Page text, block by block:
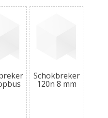
Schokbreker
120n 8 mm